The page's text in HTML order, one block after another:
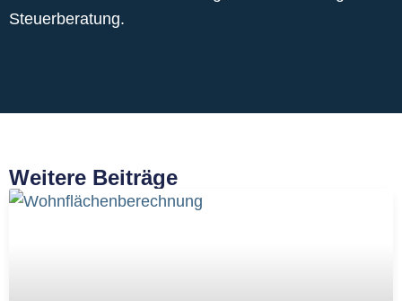
Steuerberatung.
Weitere Beiträge